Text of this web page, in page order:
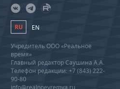
RU EN
Учредитель ООО «Реальное
время»
Главный редактор Саушина А.А.
Телефон редакции: +7 (843) 222-
90-80
info@realnoevremya.ru